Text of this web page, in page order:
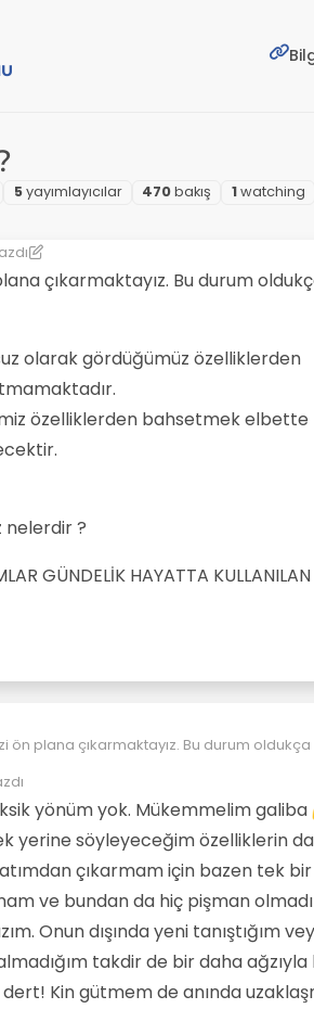
5 yayımlayıcılar 470bakış 1watching
çıkarmaktayız. Bu durum
olarak gördüğümüz özelliklerden
özelliklerden bahsetmek elbette
nelerdir ?
GÜNDELİK HAYATTA KULLANILAN
Bu durum oldukça doğal
olarak gördüğümüz özelliklerden
özelliklerden bahsetmek elbette
nelerdir ?
GÜNDELİK HAYATTA KULLANILAN
yönüm yok. Mükemmelim galiba
yerine söyleyeceğim özelliklerin
çıkarmam için bazen tek bir
ve bundan da hiç pişman
Onun dışında yeni tanıştığım
takdir de bir daha ağzıyla
Kin gütmem de anında